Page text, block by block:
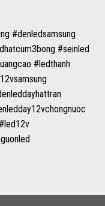
#denledsamsung
#seinled
#ledthanh